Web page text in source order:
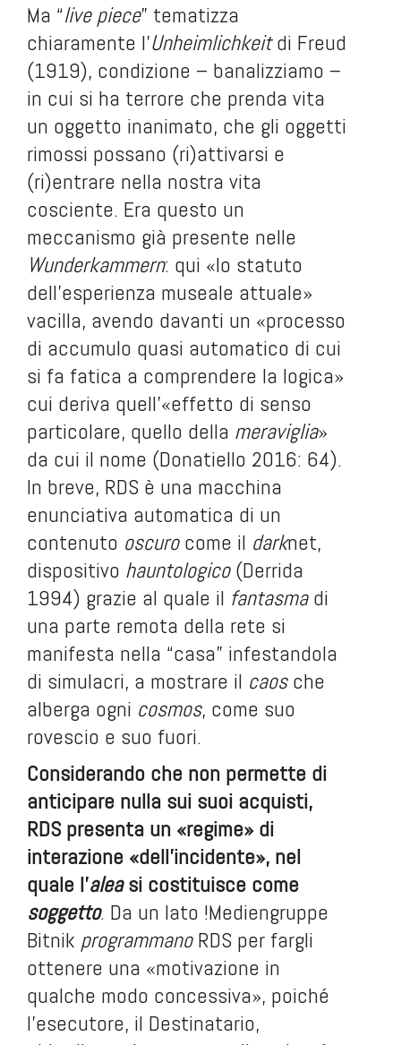
Ma “live piece” tematizza
chiaramente l’Unheimlichkeitdi Freud
(1919), condizione – banalizziamo –
in cui si ha terrore che prenda vita
un oggetto inanimato, che gli oggetti
rimossi possano (ri)attivarsi e
(ri)entrare nella nostra vita
cosciente. Era questo un
meccanismo già presente nelle
Wunderkammern: qui «lo statuto
dell’esperienza museale attuale»
vacilla, avendo davanti un «processo
di accumulo quasi automatico di cui
si fa fatica a comprendere la logica»
cui deriva quell’«effetto di senso
particolare, quello della meraviglia»
da cui il nome (Donatiello 2016: 64).
In breve, RDS è una macchina
enunciativa automatica di un
contenuto oscurocome il darknet,
dispositivo hauntologico(Derrida
1994) grazie al quale il fantasmadi
una parte remota della rete si
manifesta nella “casa” infestandola
di simulacri, a mostrare il caosche
alberga ogni cosmos, come suo
rovescio e suo fuori.
Considerando che non permette di
anticipare nulla sui suoi acquisti,
RDS presenta un «regime» di
interazione «dell’incidente», nel
quale l’aleasi costituisce come
soggetto. Da un lato !Mediengruppe
Bitnik programmanoRDS per fargli
ottenere una «motivazione in
qualche modo concessiva», poiché
l’esecutore, il Destinatario,